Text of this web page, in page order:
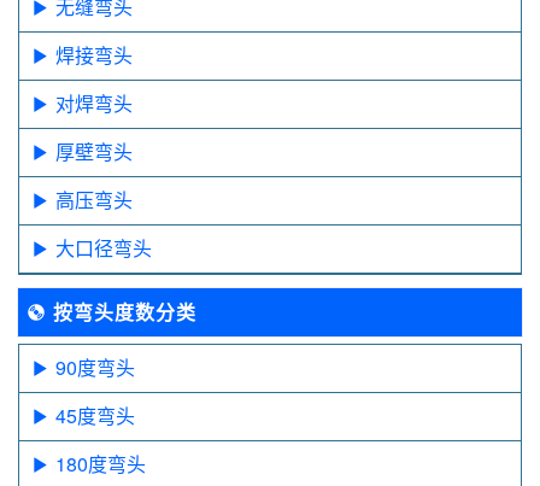
无缝弯头
焊接弯头
对焊弯头
厚壁弯头
高压弯头
大口径弯头
按弯头度数分类
90度弯头
45度弯头
180度弯头